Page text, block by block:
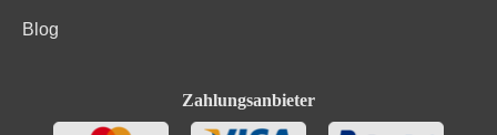
Blog
Zahlungsanbieter